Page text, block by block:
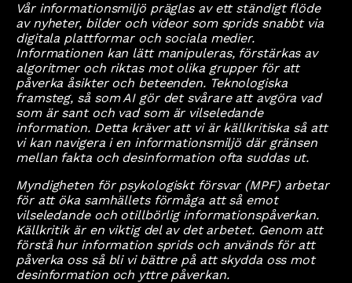
Vår informationsmiljö präglas av ett ständigt flöde
av nyheter, bilder och videor som sprids snabbt via
digitala plattformar och sociala medier.
Informationen kan lätt manipuleras, förstärkas av
algoritmer och riktas mot olika grupper för att
påverka åsikter och beteenden. Teknologiska
framsteg, så som AI gör det svårare att avgöra vad
som är sant och vad som är vilseledande
information. Detta kräver att vi är källkritiska så att
vi kan navigera i en informationsmiljö där gränsen
mellan fakta och desinformation ofta suddas ut.
Myndigheten för psykologiskt försvar (MPF) arbetar
för att öka samhällets förmåga att så emot
vilseledande och otillbörlig informationspåverkan.
Källkritik är en viktig del av det arbetet. Genom att
förstå hur information sprids och används för att
påverka oss så bli vi bättre på att skydda oss mot
desinformation och yttre påverkan.